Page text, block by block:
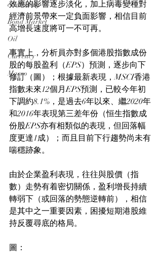
commodity
Bond Market
Oil
Currency
Macro
效應的影響逐步淡化，加上病毒變種對
經濟前景帶來一定負面影響，相信目前
高增長速度將可一不可再。
事實上，分析員亦對多個港股指數成份
股的每股盈利（EPS）預測，逐步向下
修訂（圖）；根據最新表現，MSCI香港
指數未來12個月EPS預測，已較今年初
下調約8.1%，是過去6年以來、繼2020年
和2016年表現第三差年份（恒生指數成
份股EPS亦有相類似的表現，但回落幅
度更達1成）；而且目前下行趨勢尚未有
喘穩跡象。
由於企業盈利表現，往往與股價（指
數）走勢有着密切關係，盈利增長持續
轉弱下（或回落的勢態逆轉前），相信
是其中之一重要因素，困擾短期港股維
持反覆尋底的格局。
圖：